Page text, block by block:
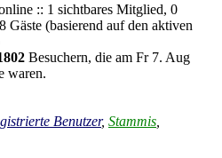
:: 1 sichtbares Mitglied, 0
Gäste (basierend auf den aktiven
Besuchern, die am Fr 7. Aug
waren.
Benutzer, Stammis